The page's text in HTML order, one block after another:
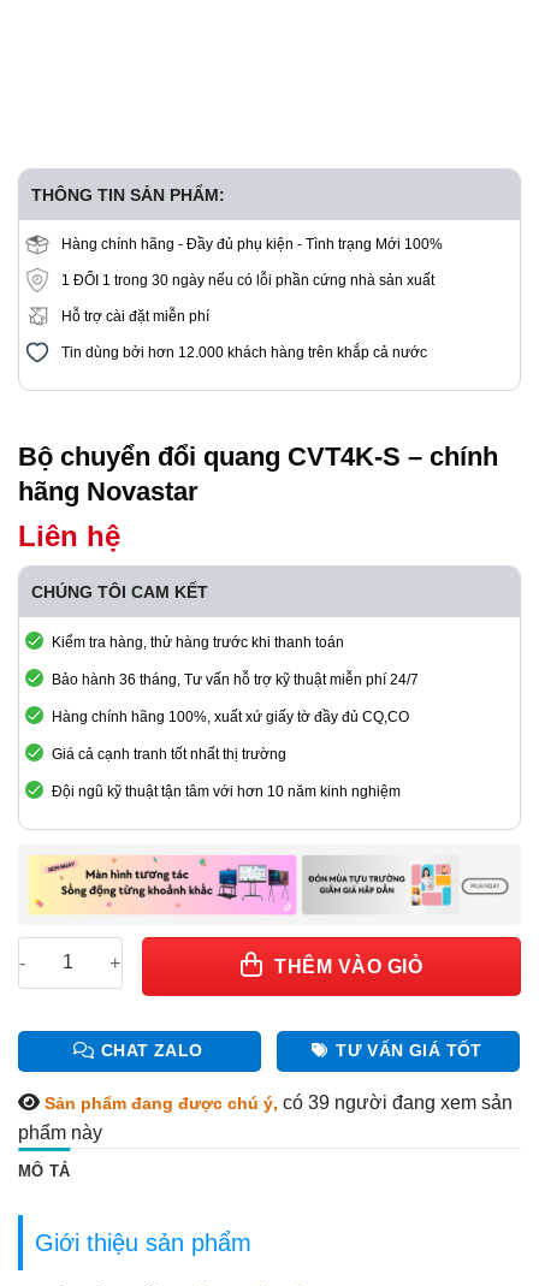
THÔNG TIN SẢN PHẨM:
Hàng chính hãng - Đầy đủ phụ kiện - Tình trạng Mới 100%
1 ĐỔI 1 trong 30 ngày nếu có lỗi phần cứng nhà sản xuất
Hỗ trợ cài đặt miễn phí
Tin dùng bởi hơn 12.000 khách hàng trên khắp cả nước
Bộ chuyển đổi quang CVT4K-S – chính
hãng Novastar
Liên hệ
CHÚNG TÔI CAM KẾT
Kiểm tra hàng, thử hàng trước khi thanh toán
Bảo hành 36 tháng, Tư vấn hỗ trợ kỹ thuật miễn phí 24/7
Hàng chính hãng 100%, xuất xứ giấy tờ đầy đủ CQ,CO
Giá cả cạnh tranh tốt nhất thị trường
Đội ngũ kỹ thuật tận tâm với hơn 10 năm kinh nghiệm
Bộ chuyển đổi quang CVT4K-S - chính hãng Novastar số lượng
THÊM VÀO GIỎ
CHAT ZALO TƯ VẤN GIÁ TỐT
Sản phẩm đang được chú ý, có 39 người đang xem sản
phẩm này
MÔ TẢ
Giới thiệu sản phẩm